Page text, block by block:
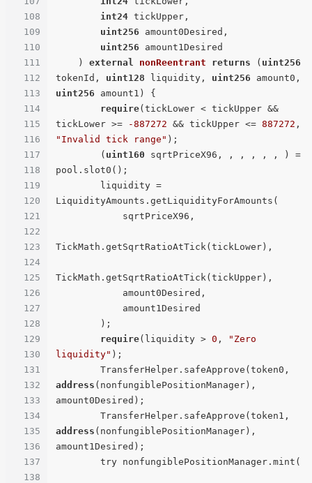
108
109
110
111
112
113
114
115
116
117
118
119
120
121
122
123
124
125
126
127
128
129
130
131
132
133
134
135
136
137
138
int24 tickUpper,
uint256 amount0Desired,
uint256 amount1Desired
) external nonReentrant returns ( uint256
tokenId, uint128 liquidity, uint256
uint256 amount1 ) {
require(tickLower < tickUpper &&
tickLower >=
-887272 && tickUpper <= 887272
"Invalid tick range" );
        (
uint160 sqrtPriceX96, , , , , , ) =
pool.slot0();
LiquidityAmounts.getLiquidityForAmounts(
TickMath.getSqrtRatioAtTick(tickLower),
TickMath.getSqrtRatioAtTick(tickUpper),
require(liquidity > 0 ,
"Zero
liquidity" );
address (nonfungiblePositionManager),
amount0Desired);
address (nonfungiblePositionManager),
amount1Desired);